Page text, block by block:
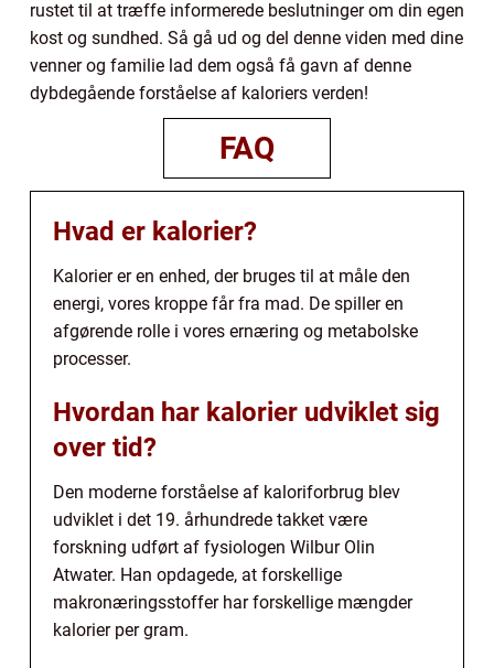
rustet til at træffe informerede beslutninger om din egen
kost og sundhed. Så gå ud og del denne viden med dine
venner og familie lad dem også få gavn af denne
dybdegående forståelse af kaloriers verden!
FAQ
Hvad er kalorier?
Kalorier er en enhed, der bruges til at måle den
energi, vores kroppe får fra mad. De spiller en
afgørende rolle i vores ernæring og metabolske
processer.
Hvordan har kalorier udviklet sig
over tid?
Den moderne forståelse af kaloriforbrug blev
udviklet i det 19. århundrede takket være
forskning udført af fysiologen Wilbur Olin
Atwater. Han opdagede, at forskellige
makronæringsstoffer har forskellige mængder
kalorier per gram.